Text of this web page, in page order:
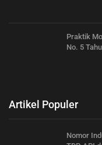
Praktik
No. 5
Artikel Populer
Nomor